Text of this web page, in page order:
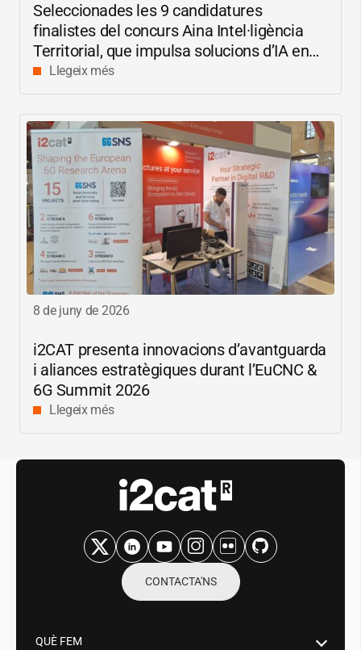
Seleccionades les 9 candidatures
finalistes del concurs Aina Intel·ligència
Territorial, que impulsa solucions d’IA en
català per reduir les bretxes socials i
digitals
Llegeix més
8 de juny de 2026
i2CAT presenta innovacions d’avantguarda
i aliances estratègiques durant l’EuCNC &
6G Summit 2026
Llegeix més
CONTACTA'NS
QUÈ FEM